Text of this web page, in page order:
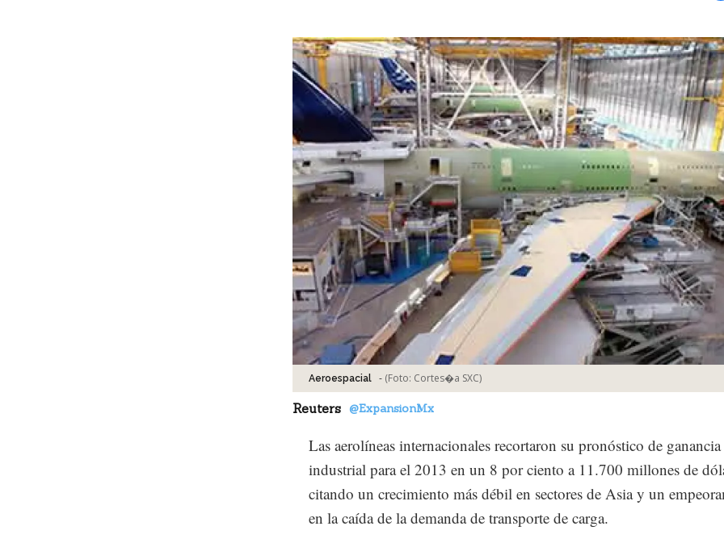
Aeroespacial - (Foto: Cortes�a SXC)
Reuters @ExpansionMx
Las aerolíneas internacionales recortaron su pronóstico de ganancia
industrial para el 2013 en un 8 por ciento a 11.700 millones de
citando un crecimiento más débil en sectores de Asia y un
en la caída de la demanda de transporte de carga.